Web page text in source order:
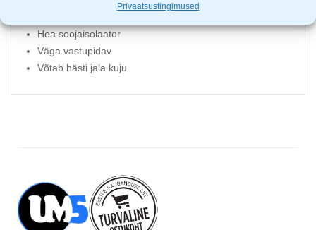
Privaatsustingimused
Hea soojaisolaator
Väga vastupidav
Võtab hästi jala kuju